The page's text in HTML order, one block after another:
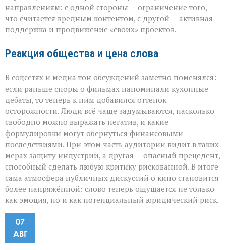
направлениям: с одной стороны — ограничение того,
что считается вредным контентом, с другой — активная
поддержка и продвижение «своих» проектов.
Реакция общества и цена слова
В соцсетях и медиа тон обсуждений заметно поменялся:
если раньше споры о фильмах напоминали кухонные
дебаты, то теперь к ним добавился оттенок
осторожности. Люди всё чаще задумываются, насколько
свободно можно выражать негатив, и какие
формулировки могут обернуться финансовыми
последствиями. При этом часть аудитории видит в таких
мерах защиту индустрии, а другая — опасный прецедент,
способный сделать любую критику рискованной. В итоге
сама атмосфера публичных дискуссий о кино становится
более напряжённой: слово теперь ощущается не только
как эмоция, но и как потенциальный юридический риск.
07
АВГ